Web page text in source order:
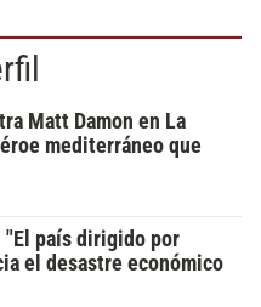
Matt Damon en La
mediterráneo que
"El país dirigido por
el desastre económico